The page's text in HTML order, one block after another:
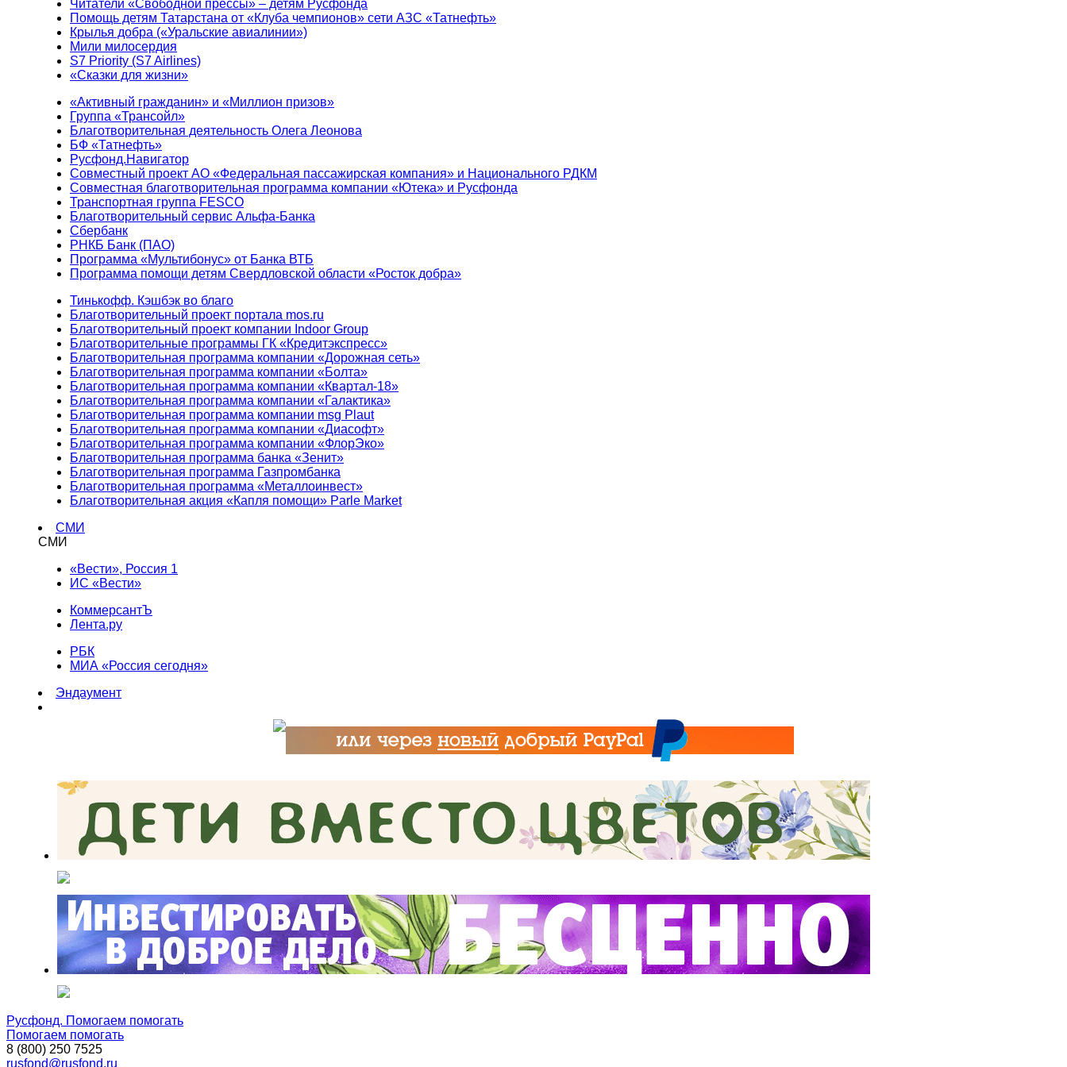
Читатели «Свободной прессы» – детям Русфонда
Помощь детям Татарстана от «Клуба чемпионов» сети АЗС «Татнефть»
Крылья добра («Уральские авиалинии»)
Мили милосердия
S7 Priority (S7 Airlines)
«Сказки для жизни»
«Активный гражданин» и «Миллион призов»
Группа «Трансойл»
Благотворительная деятельность Олега Леонова
БФ «Татнефть»
Русфонд.Навигатор
Совместный проект АО «Федеральная пассажирская компания» и Национального РДКМ
Совместная благотворительная программа компании «Ютека» и Русфонда
Транспортная группа FESCO
Благотворительный сервис Альфа-Банка
Сбербанк
РНКБ Банк (ПАО)
Программа «Мультибонус» от Банка ВТБ
Программа помощи детям Свердловской области «Росток добра»
Тинькофф. Кэшбэк во благо
Благотворительный проект портала mos.ru
Благотворительный проект компании Indoor Group
Благотворительные программы ГК «Кредитэкспресс»
Благотворительная программа компании «Дорожная сеть»
Благотворительная программа компании «Болта»
Благотворительная программа компании «Квартал-18»
Благотворительная программа компании «Галактика»
Благотворительная программа компании msg Plaut
Благотворительная программа компании «Диасофт»
Благотворительная программа компании «ФлорЭко»
Благотворительная программа банка «Зенит»
Благотворительная программа Газпромбанка
Благотворительная программа «Металлоинвест»
Благотворительная акция «Капля помощи» Parle Market
СМИ
СМИ
«Вести», Россия 1
ИС «Вести»
КоммерсантЪ
Лента.ру
РБК
МИА «Россия сегодня»
Эндаумент
Русфонд. Помогаем помогать
Помогаем помогать
8 (800) 250 7525
rusfond@rusfond.ru